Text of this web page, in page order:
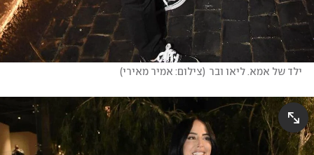
ילד של אמא. ליאו ובר (צילום: אמיר מאירי)